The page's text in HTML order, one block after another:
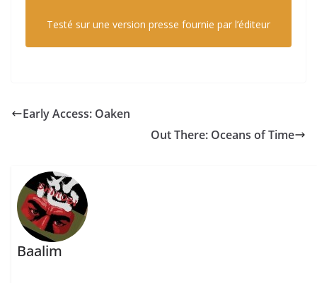
Testé sur une version presse fournie par l’éditeur
Early Access: Oaken
Out There: Oceans of Time
Baalim